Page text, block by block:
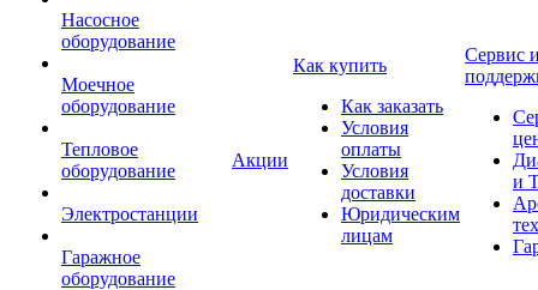
Насосное
оборудование
Моечное
оборудование
Тепловое
оборудование
Электростанции
Гаражное
оборудование
Акции
Как купить
Как заказать
Условия
оплаты
Условия
доставки
Юридическим
лицам
Сервис
и